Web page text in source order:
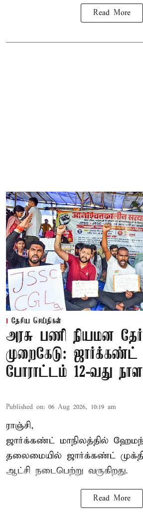
Read More
தேசிய செய்திகள்
அரசு பணி நியமன
முறைகேடு:
போராட்டம் 12-வது
Published on: 06 Aug 2026, 10:19 am
ராஞ்சி,
ஜார்க்கண்ட் மாநிலத்தில்
தலைமையில் ஜார்க்கண்ட்
ஆட்சி நடைபெற்று வருகிறது.
Read More